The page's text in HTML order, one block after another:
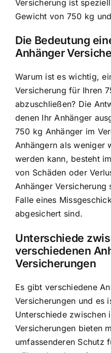
Versicherung ist
Gewicht von 750 kg
Die Bedeutung
Anhänger
Warum ist es wichtig,
Versicherung für Ihren
abzuschließen? Die
denen Ihr Anhänger
750 kg Anhänger im
Anhängern als weniger
werden kann, besteht
von Schäden oder
Anhänger Versicherung
Falle eines
abgesichert sind.
Unterschiede
verschiedenen
Versicherungen
Es gibt verschiedene
Versicherungen und es
Unterschiede zwischen
Versicherungen bieten
umfassenderen Schutz